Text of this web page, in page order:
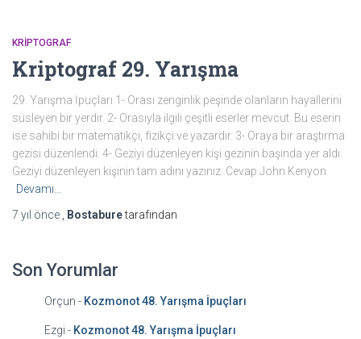
KRIPTOGRAF
Kriptograf 29. Yarışma
29. Yarışma İpuçları 1- Orası zenginlik peşinde olanların hayallerini
süsleyen bir yerdir. 2- Orasıyla ilgili çeşitli eserler mevcut. Bu eserin
ise sahibi bir matematikçi, fizikçi ve yazardır. 3- Oraya bir araştırma
gezisi düzenlendi. 4- Geziyi düzenleyen kişi gezinin başında yer aldı.
Geziyi düzenleyen kişinin tam adını yazınız. Cevap John Kenyon
Devamı…
7 yıl önce Bostaburetarafından
Son Yorumlar
Orçun - Kozmonot 48. Yarışma İpuçları
Ezgi - Kozmonot 48. Yarışma İpuçları